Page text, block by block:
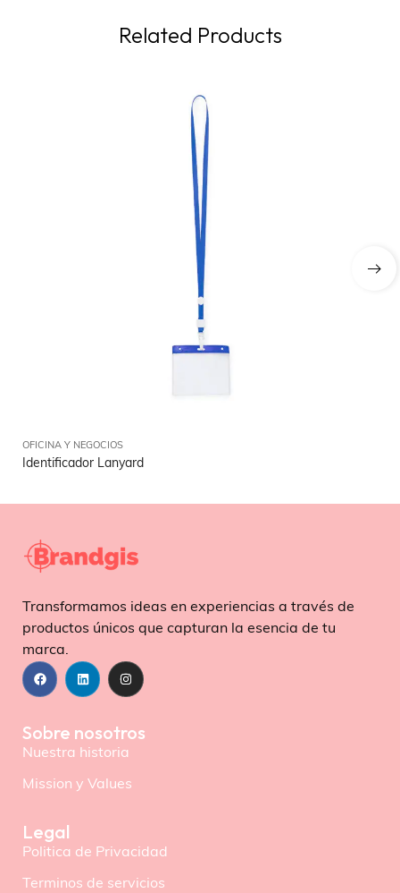
Related Products
OFICINA Y NEGOCIOS
Identificador Lanyard
Transformamos ideas en experiencias a través de
productos únicos que capturan la esencia de tu
marca.
Sobre nosotros
Nuestra historia
Mission y Values
Legal
Politica de Privacidad
Terminos de servicios